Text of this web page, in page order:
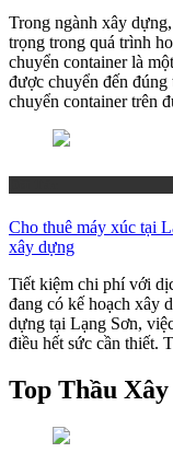
Trong ngành xây
trọng trong quá trình
chuyển container là
được chuyển đến
chuyển container trên
Cho thuê máy xúc tại
xây dựng
Tiết kiệm chi phí với
đang có kế hoạch xây
dựng tại Lạng Sơn,
điều hết sức cần thiết.
Top Thầu